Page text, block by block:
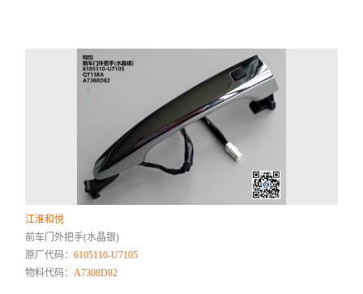
江淮和悦
前车门外把手(水晶银)
原厂代码：6105110-U7105
物料代码：A7308D82